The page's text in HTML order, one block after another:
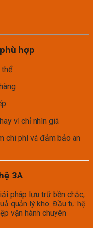
hợp
thể
vì chỉ nhìn giá
chi phí và đảm bảo an
3A
pháp lưu trữ bền chắc,
quản lý kho. Đầu tư hệ
vận hành chuyên